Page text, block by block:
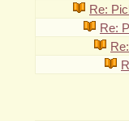
Re:
Re: